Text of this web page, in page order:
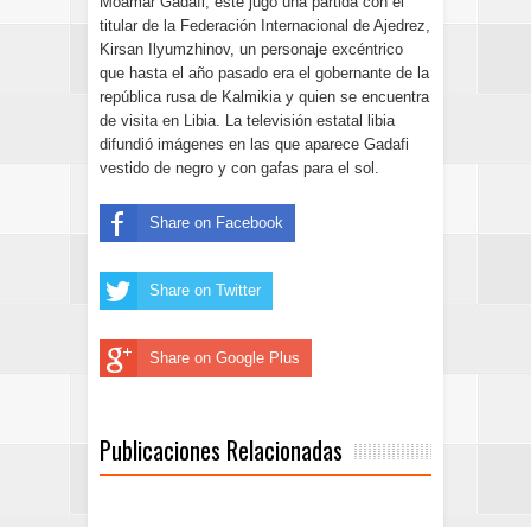
titular de la Federación Internacional de Ajedrez,
Kirsan Ilyumzhinov, un personaje excéntrico
que hasta el año pasado era el gobernante de la
república rusa de Kalmikia y quien se encuentra
de visita en Libia. La televisión estatal libia
difundió imágenes en las que aparece Gadafi
vestido de negro y con gafas para el sol.
Share on Facebook
Share on Twitter
Share on Google Plus
Publicaciones Relacionadas